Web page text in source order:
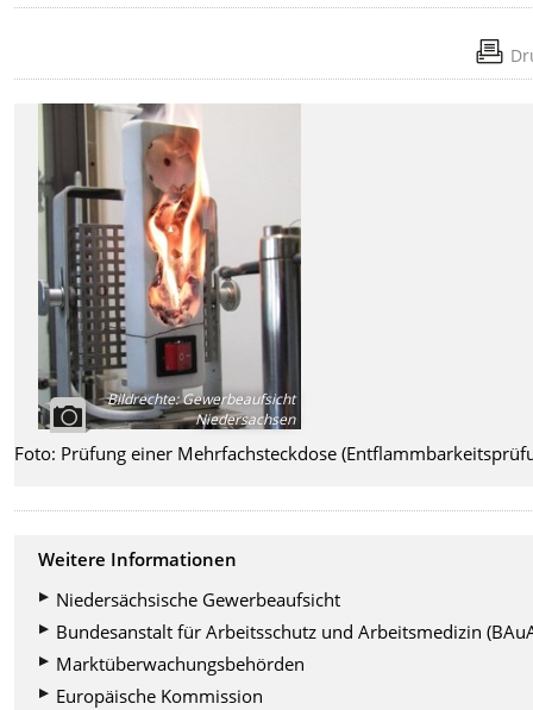
Bildrechte:Gewerbeaufsicht
Niedersachsen
Foto: Prüfung einer Mehrfachsteckdose
Weitere Informationen
Niedersächsische Gewerbeaufsicht
Bundesanstalt für Arbeitsschutz und Arbeitsmedizin
Marktüberwachungsbehörden
Europäische Kommission